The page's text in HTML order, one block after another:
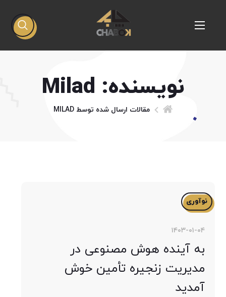
نویسنده: Milad
مقالات ارسال شده توسط MILAD
نوآوری
۱۴۰۳-۰۱-۰۴
به آینده هوش مصنوعی در
مدیریت زنجیره تأمین خوش
آمدید